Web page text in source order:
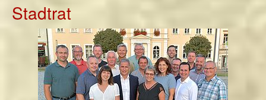
Stadtrat